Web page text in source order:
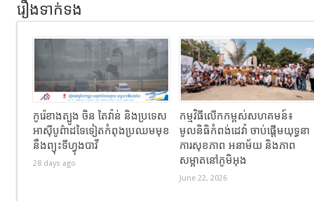
រឿងទាក់ទង
កូរ៉េខាងត្បូង ចិន តៃវ៉ាន់ និងប្រទេស
អាស៊ីបូព៌ាដទៃទៀតកំពុងប្រឈមមុខ
នឹងព្យុះទីហ្វុងបាវី
28 days ago
កម្មវិធីលើកកម្ពស់សហគមន៍៖
មូលនិធិកំពង់ដេវ៉ា ចាប់ផ្តើមយុទ្ធនា
ការសុខភាព អនាម័យ និងភាព
សម្អាតនៅភូមិអុង
June 22, 2026